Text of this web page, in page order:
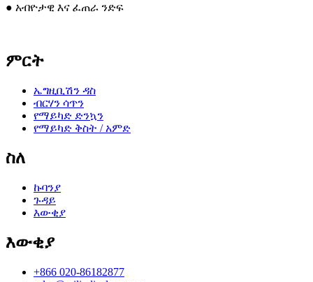
● አብዮታዊ እና ፈጠራ ንድፍ
ምርት
ኤግዚቢሽን ዳስ
ብርሃን ሳጥን
የማይካድ ድንኳን
የማይካድ ቅስት / አምድ
ስለ
ኩባንያ
ጉዳይ
እውቂያ
እውቂያ
+866 020-86182877